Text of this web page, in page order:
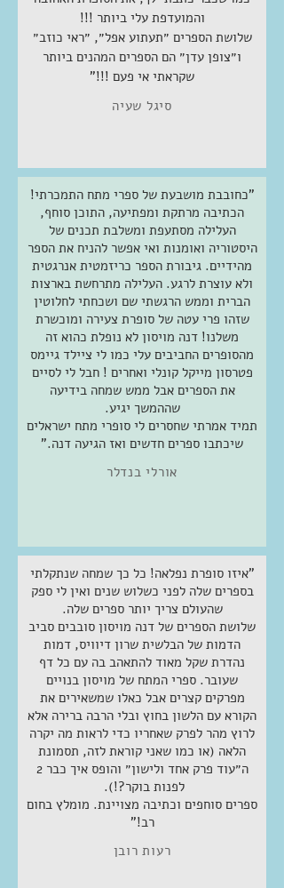
והמועדפת עלי ביותר !!!
שלושת הספרים ״תעתוע אפל״, ״ראי כוזב״
ו״צופן עדן״ הם הספרים המהנים ביותר
שקראתי אי פעם !!!"
סיגל שעיה
"כחובבת מושבעת של ספרי מתח התמכרתי!
הכתיבה מרתקת ומפתיעה, התוכן סוחף,
העלילה מסתעפת ומשלבת תכנים של
היסטוריה ואומנות ואי אפשר להניח את הספר
מהידיים. גיבורת הספר כריזמטית אנרגטית
ולא עוצרת לרגע. העלילה מתרחשת בארצות
הברית וממש הרגשתי שם ושכחתי לחלוטין
שזהו פרי עטה של סופרת צעירה ומוכשרת
משלנו! דנה מויסון לא נופלת כהוא זה
מהסופרים החביבים עלי כמו לי ציילד גיימס
פטרסון מייקל קונלי ואחרים ! חבל לי לסיים
את הספרים אבל ממש שמחה בידיעה
שההמשך יגיע.
תמיד אמרתי שחסרים לי סופרי מתח ישראלים
שיכתבו ספרים חדשים ואז הגיעה דנה."
אורלי בנדלר
"איזו סופרת נפלאה! כל כך שמחה שנתקלתי
בספרים שלה לפני כשלוש שנים ואין לי ספק
שהעולם צריך יותר ספרים שלה.
שלושת הספרים של דנה מויסון סובבים סביב
הדמות של הבלשית שרון דיוויס, דמות
נהדרת שקל מאוד להתאהב בה עם כל דף
שעובר. ספרי המתח של מויסון בנויים
מפרקים קצרים אבל כאלו שמשאירים את
הקורא עם הלשון בחוץ ובלי הרבה ברירה אלא
לרוץ מהר לפרק שאחריו כדי לראות מה יקרה
הלאה (או כמו שאני קוראת לזה, תסמונת
ה״עוד פרק אחד ולישון״ והופס איך כבר 2
לפנות בוקר?!).
ספרים סוחפים וכתיבה מצויינת. מומלץ בחום
רב!"
רעות רובן